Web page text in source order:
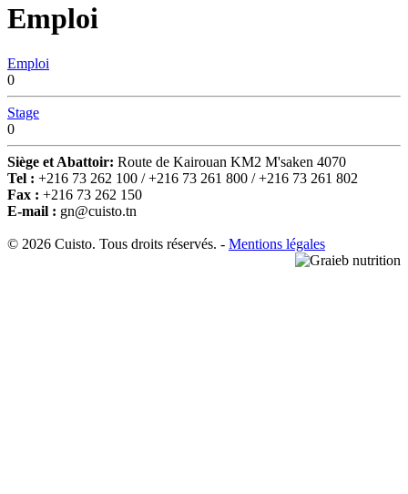
Emploi
Emploi
0
Stage
0
Siège et Abattoir: Route de Kairouan KM2 M'saken 4070
Tel : +216 73 262 100 / +216 73 261 800 / +216 73 261 802
Fax : +216 73 262 150
E-mail : gn@cuisto.tn
© 2026 Cuisto. Tous droits réservés. - Mentions légales